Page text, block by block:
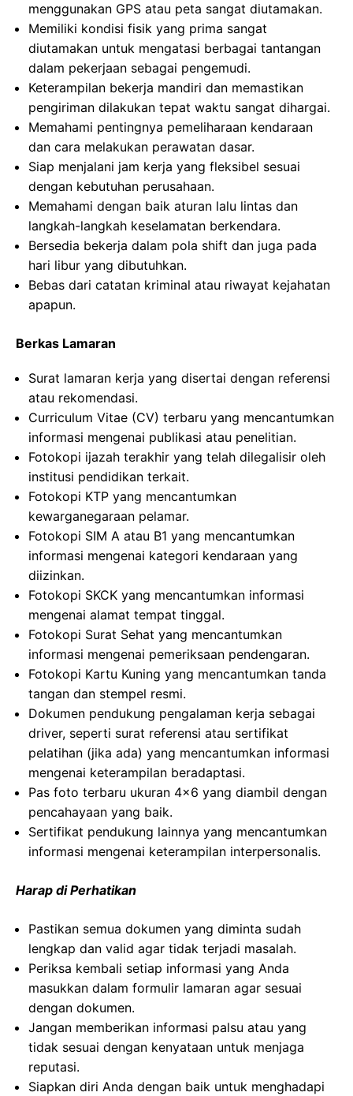
menggunakan GPS atau peta sangat diutamakan.
Memiliki kondisi fisik yang prima sangat
diutamakan untuk mengatasi berbagai tantangan
dalam pekerjaan sebagai pengemudi.
Keterampilan bekerja mandiri dan memastikan
pengiriman dilakukan tepat waktu sangat dihargai.
Memahami pentingnya pemeliharaan kendaraan
dan cara melakukan perawatan dasar.
Siap menjalani jam kerja yang fleksibel sesuai
dengan kebutuhan perusahaan.
Memahami dengan baik aturan lalu lintas dan
langkah-langkah keselamatan berkendara.
Bersedia bekerja dalam pola shift dan juga pada
hari libur yang dibutuhkan.
Bebas dari catatan kriminal atau riwayat kejahatan
apapun.
Berkas Lamaran
Surat lamaran kerja yang disertai dengan referensi
atau rekomendasi.
Curriculum Vitae (CV) terbaru yang mencantumkan
informasi mengenai publikasi atau penelitian.
Fotokopi ijazah terakhir yang telah dilegalisir oleh
institusi pendidikan terkait.
Fotokopi KTP yang mencantumkan
kewarganegaraan pelamar.
Fotokopi SIM A atau B1 yang mencantumkan
informasi mengenai kategori kendaraan yang
diizinkan.
Fotokopi SKCK yang mencantumkan informasi
mengenai alamat tempat tinggal.
Fotokopi Surat Sehat yang mencantumkan
informasi mengenai pemeriksaan pendengaran.
Fotokopi Kartu Kuning yang mencantumkan tanda
tangan dan stempel resmi.
Dokumen pendukung pengalaman kerja sebagai
driver, seperti surat referensi atau sertifikat
pelatihan (jika ada) yang mencantumkan informasi
mengenai keterampilan beradaptasi.
Pas foto terbaru ukuran 4×6 yang diambil dengan
pencahayaan yang baik.
Sertifikat pendukung lainnya yang mencantumkan
informasi mengenai keterampilan interpersonalis.
Harap di Perhatikan
Pastikan semua dokumen yang diminta sudah
lengkap dan valid agar tidak terjadi masalah.
Periksa kembali setiap informasi yang Anda
masukkan dalam formulir lamaran agar sesuai
dengan dokumen.
Jangan memberikan informasi palsu atau yang
tidak sesuai dengan kenyataan untuk menjaga
reputasi.
Siapkan diri Anda dengan baik untuk menghadapi